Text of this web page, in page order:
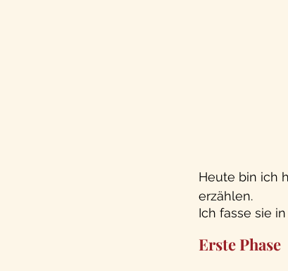
Heute bin ich
erzählen.
Ich fasse sie
Erste Phase